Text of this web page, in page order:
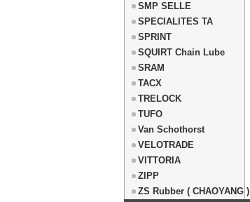
SMP SELLE
SPECIALITES TA
SPRINT
SQUIRT Chain Lube
SRAM
TACX
TRELOCK
TUFO
Van Schothorst
VELOTRADE
VITTORIA
ZIPP
ZS Rubber ( CHAOYANG )